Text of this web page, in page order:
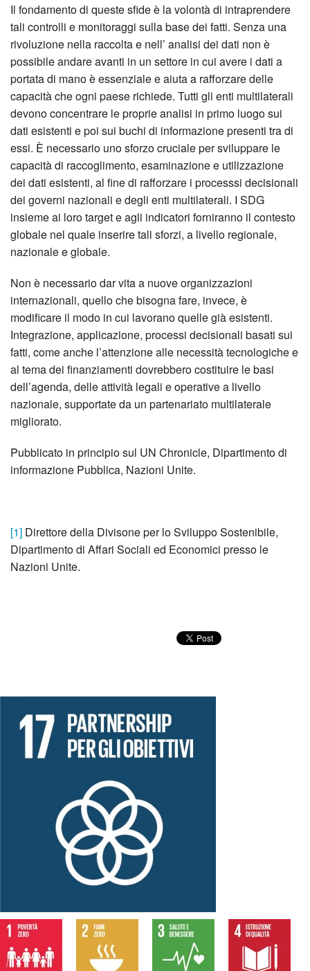
Il fondamento di queste sfide è la volontà di intraprendere
tali controlli e monitoraggi sulla base dei fatti. Senza una
rivoluzione nella raccolta e nell’ analisi dei dati non è
possibile andare avanti in un settore in cui avere i dati a
portata di mano è essenziale e aiuta a rafforzare delle
capacità che ogni paese richiede. Tutti gli enti multilaterali
devono concentrare le proprie analisi in primo luogo sui
dati esistenti e poi sui buchi di informazione presenti tra di
essi. È necessario uno sforzo cruciale per sviluppare le
capacità di raccoglimento, esaminazione e utilizzazione
dei dati esistenti, al fine di rafforzare i processsi decisionali
dei governi nazionali e degli enti multilaterali. I SDG
insieme ai loro target e agli indicatori forniranno il contesto
globale nel quale inserire tali sforzi, a livello regionale,
nazionale e globale.
Non è necessario dar vita a nuove organizzazioni
internazionali, quello che bisogna fare, invece, è
modificare il modo in cui lavorano quelle già esistenti.
Integrazione, applicazione, processi decisionali basati sui
fatti, come anche l’attenzione alle necessità tecnologiche e
al tema dei finanziamenti dovrebbero costituire le basi
dell’agenda, delle attività legali e operative a livello
nazionale, supportate da un partenariato multilaterale
migliorato.
Pubblicato in principio sul UN Chronicle, Dipartimento di
informazione Pubblica, Nazioni Unite.
[1] Direttore della Divisone per lo Sviluppo Sostenibile,
Dipartimento di Affari Sociali ed Economici presso le
Nazioni Unite.